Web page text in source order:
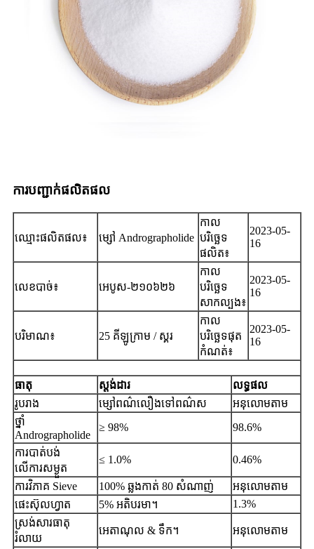
ការបញ្ជាក់ផលិតផល
ឈ្មោះផលិតផល៖ ម្សៅ Andrographolide
កាល
បរិច្ឆេទ
ផលិត៖
2023-05-
16
លេខបាច់៖ អេបូស-២១០៦២៦
កាល
បរិច្ឆេទ
សាកល្បង៖
2023-05-
16
បរិមាណ៖ 25 គីឡូក្រាម / ស្គរ
កាល
បរិច្ឆេទផុត
កំណត់៖
2023-05-
16
ធាតុ ស្តង់ដារ
លទ្ធផល
រូបរាង
ម្សៅពណ៌លឿងទៅពណ៌ស
អនុលោមតាម
ថ្នាំ
Andrographolide
≥ 98% 98.6%
ការបាត់បង់
លើការសម្ងួត
≤ 1.0% 0.46%
ការវិភាគ Sieve 100% ឆ្លងកាត់ 80 សំណាញ់
អនុលោមតាម
ផេះស៊ុលហ្វាត
5% អតិបរមា។
1.3%
ស្រង់សារធាតុ
រំលាយ
អេតាណុល & ទឹក។ អនុលោមតាម